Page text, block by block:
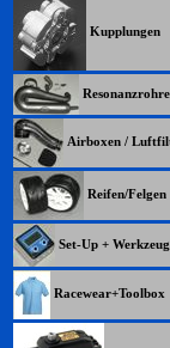
Kupplungen
Resonanzrohre
Airboxen /
Reifen/Felgen
Set-Up +
Racewear+Toolbox